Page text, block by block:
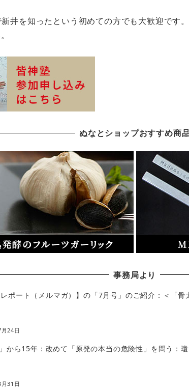
井を知ったという初めての方でも大歓迎です
ぬなとショップおすすめ商
事務局より
レポート（メルマガ）】の「7月号」のご紹介：＜「
24日
から15年：改めて「原発の本当の危険性」を問う：
31日